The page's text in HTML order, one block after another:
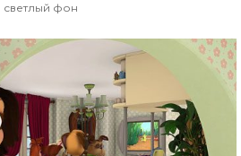
светлый фон